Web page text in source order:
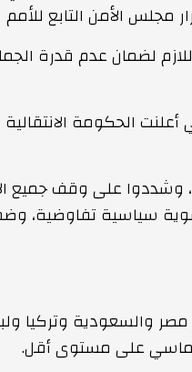
الأمن التابع للأمم
لضمان عدم قدرة
الحكومة
وشددوا على وقف جميع
سياسية تفاوضية،
والسعودية وتركيا
على مستوى أقل.